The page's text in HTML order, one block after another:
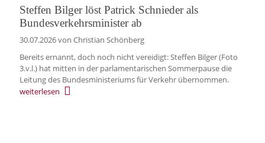
Steffen Bilger löst Patrick Schnieder als
Bundesverkehrsminister ab
30.07.2026von Christian Schönberg
Bereits ernannt, doch noch nicht vereidigt: Steffen Bilger (Foto
3.v.l.) hat mitten in der parlamentarischen Sommerpause die
Leitung des Bundesministeriums für Verkehr übernommen.
weiterlesen